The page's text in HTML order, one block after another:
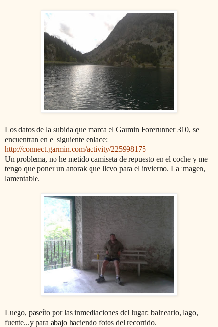
Los datos de la subida que marca el Garmin Forerunner 310, se
encuentran en el siguiente enlace:
http://connect.garmin.com/activity/225998175
Un problema, no he metido camiseta de repuesto en el coche y me
tengo que poner un anorak que llevo para el invierno. La imagen,
lamentable.
Luego, paseíto por las inmediaciones del lugar: balneario, lago,
fuente...y para abajo haciendo fotos del recorrido.